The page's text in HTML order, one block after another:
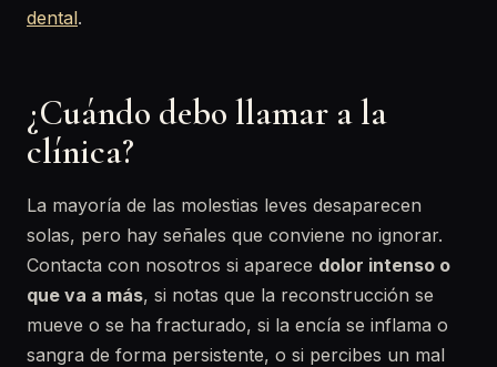
dental.
¿Cuándo debo llamar a la
clínica?
La mayoría de las molestias leves desaparecen
solas, pero hay señales que conviene no ignorar.
Contacta con nosotros si aparece dolor intenso o
que va a más, si notas que la reconstrucción se
mueve o se ha fracturado, si la encía se inflama o
sangra de forma persistente, o si percibes un mal